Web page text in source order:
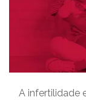
A infertilidade